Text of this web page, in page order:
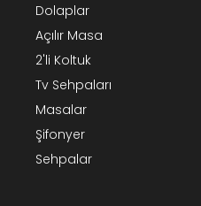
Dolaplar
Açılır Masa
2'li Koltuk
Tv Sehpaları
Masalar
Şifonyer
Sehpalar